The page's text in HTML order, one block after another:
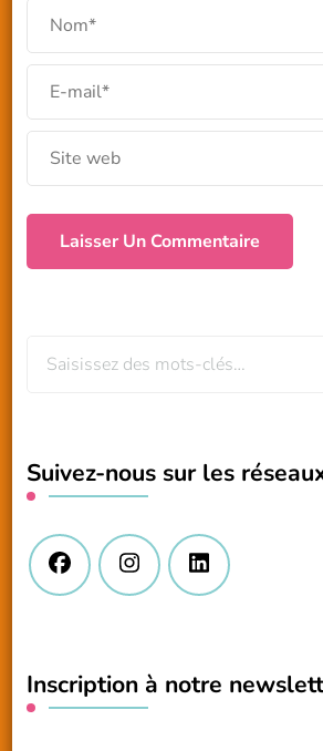
?
Suivez-nous sur les
Inscription à notre